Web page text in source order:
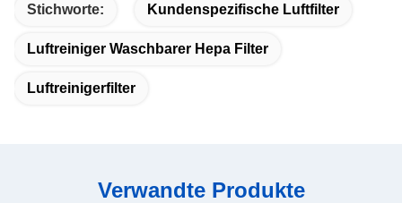
Stichworte: Kundenspezifische Luftfilter
Luftreiniger Waschbarer Hepa Filter
Luftreinigerfilter
Verwandte Produkte